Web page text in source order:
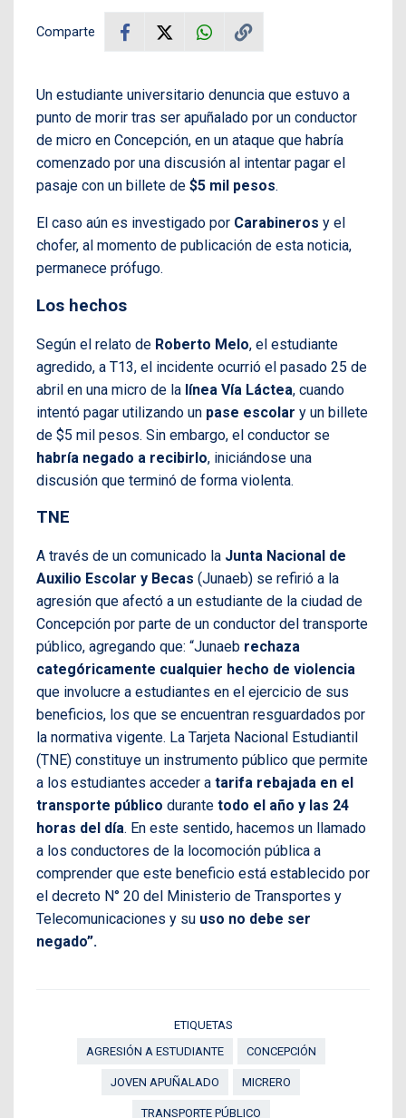
Comparte
Un estudiante universitario denuncia que estuvo a
punto de morir tras ser apuñalado por un conductor
de micro en Concepción, en un ataque que habría
comenzado por una discusión al intentar pagar el
pasaje con un billete de $5 mil pesos.
El caso aún es investigado por Carabineros y el
chofer, al momento de publicación de esta noticia,
permanece prófugo.
Los hechos
Según el relato de Roberto Melo, el estudiante
agredido, a T13, el incidente ocurrió el pasado 25 de
abril en una micro de la línea Vía Láctea, cuando
intentó pagar utilizando un pase escolar y un billete
de $5 mil pesos. Sin embargo, el conductor se
habría negado a recibirlo, iniciándose una
discusión que terminó de forma violenta.
TNE
A través de un comunicado la Junta Nacional de
Auxilio Escolar y Becas (Junaeb) se refirió a la
agresión que afectó a un estudiante de la ciudad de
Concepción por parte de un conductor del transporte
público, agregando que: “Junaeb rechaza
categóricamente cualquier hecho de violencia
que involucre a estudiantes en el ejercicio de sus
beneficios, los que se encuentran resguardados por
la normativa vigente. La Tarjeta Nacional Estudiantil
(TNE) constituye un instrumento público que permite
a los estudiantes acceder a tarifa rebajada en el
transporte público durante todo el año y las 24
horas del día. En este sentido, hacemos un llamado
a los conductores de la locomoción pública a
comprender que este beneficio está establecido por
el decreto N° 20 del Ministerio de Transportes y
Telecomunicaciones y su uso no debe ser
negado”.
ETIQUETAS
AGRESIÓN A ESTUDIANTE
CONCEPCIÓN
JOVEN APUÑALADO MICRERO
TRANSPORTE PÚBLICO